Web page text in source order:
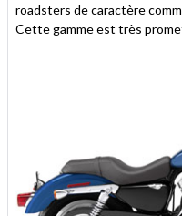
roadsters de caractère
Cette gamme est très